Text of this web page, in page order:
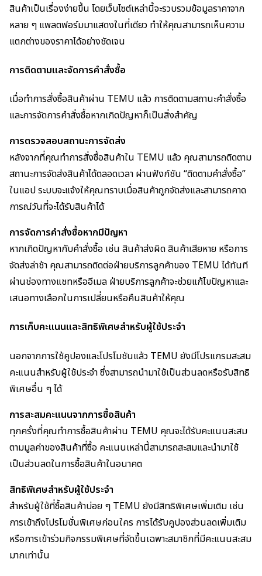
สินค้าเป็นเรื่องง่ายขึ้น โดยเว็บไซต์เหล่านี้จะรวบรวมข้อมูลราคาจาก
หลาย ๆ แพลตฟอร์มมาแสดงในที่เดียว ทำให้คุณสามารถเห็นความ
แตกต่างของราคาได้อย่างชัดเจน
การติดตามและจัดการคำสั่งซื้อ
เมื่อทำการสั่งซื้อสินค้าผ่าน TEMU แล้ว การติดตามสถานะคำสั่งซื้อ
และการจัดการคำสั่งซื้อหากเกิดปัญหาก็เป็นสิ่งสำคัญ
การตรวจสอบสถานะการจัดส่ง
หลังจากที่คุณทำการสั่งซื้อสินค้าใน TEMU แล้ว คุณสามารถติดตาม
สถานะการจัดส่งสินค้าได้ตลอดเวลา ผ่านฟังก์ชัน “ติดตามคำสั่งซื้อ”
ในแอป ระบบจะแจ้งให้คุณทราบเมื่อสินค้าถูกจัดส่งและสามารถคาด
การณ์วันที่จะได้รับสินค้าได้
การจัดการคำสั่งซื้อหากมีปัญหา
หากเกิดปัญหากับคำสั่งซื้อ เช่น สินค้าส่งผิด สินค้าเสียหาย หรือการ
จัดส่งล่าช้า คุณสามารถติดต่อฝ่ายบริการลูกค้าของ TEMU ได้ทันที
ผ่านช่องทางแชทหรืออีเมล ฝ่ายบริการลูกค้าจะช่วยแก้ไขปัญหาและ
เสนอทางเลือกในการเปลี่ยนหรือคืนสินค้าให้คุณ
การเก็บคะแนนและสิทธิพิเศษสำหรับผู้ใช้ประจำ
นอกจากการใช้คูปองและโปรโมชันแล้ว TEMU ยังมีโปรแกรมสะสม
คะแนนสำหรับผู้ใช้ประจำ ซึ่งสามารถนำมาใช้เป็นส่วนลดหรือรับสิทธิ
พิเศษอื่น ๆ ได้
การสะสมคะแนนจากการซื้อสินค้า
ทุกครั้งที่คุณทำการซื้อสินค้าผ่าน TEMU คุณจะได้รับคะแนนสะสม
ตามมูลค่าของสินค้าที่ซื้อ คะแนนเหล่านี้สามารถสะสมและนำมาใช้
เป็นส่วนลดในการซื้อสินค้าในอนาคต
สิทธิพิเศษสำหรับผู้ใช้ประจำ
สำหรับผู้ใช้ที่ซื้อสินค้าบ่อย ๆ TEMU ยังมีสิทธิพิเศษเพิ่มเติม เช่น
การเข้าถึงโปรโมชั่นพิเศษก่อนใคร การได้รับคูปองส่วนลดเพิ่มเติม
หรือการเข้าร่วมกิจกรรมพิเศษที่จัดขึ้นเฉพาะสมาชิกที่มีคะแนนสะสม
มากเท่านั้น